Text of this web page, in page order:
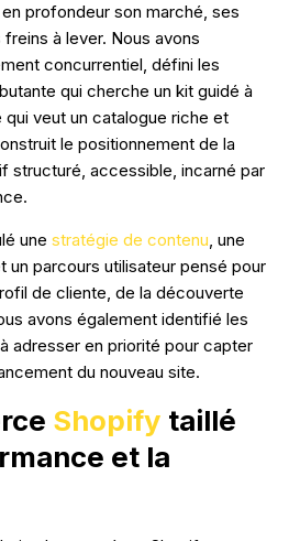
profondeur son marché, ses
à lever. Nous avons
concurrentiel, défini les
qui cherche un kit guidé à
veut un catalogue riche et
le positionnement de la
structuré, accessible, incarné par
une stratégie de contenu, une
parcours utilisateur pensé pour
de cliente, de la découverte
avons également identifié les
adresser en priorité pour capter
du nouveau site.
Shopify taillé
et la